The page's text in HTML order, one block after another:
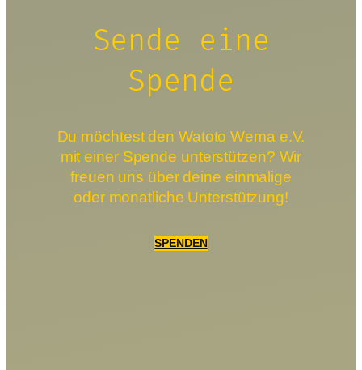
Sende eine
Spende
Du möchtest den Watoto Wema e.V.
mit einer Spende unterstützen? Wir
freuen uns über deine einmalige
oder monatliche Unterstützung!
SPENDEN